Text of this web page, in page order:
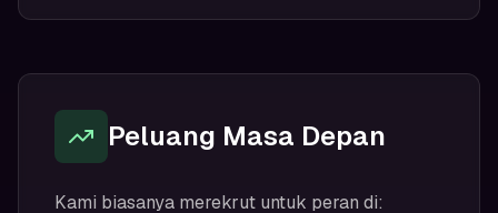
Peluang Masa Depan
Kami biasanya merekrut untuk peran di: